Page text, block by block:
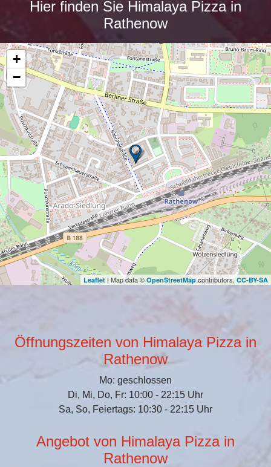
Hier finden Sie Himalaya Pizza in
Rathenow
+
−
Leaflet| Map data © OpenStreetMapcontributors,CC-BY-SA
Öffnungszeiten von Himalaya Pizza in
Rathenow
Mo: geschlossen
Di, Mi, Do, Fr: 10:00 - 22:15 Uhr
Sa, So, Feiertags: 10:30 - 22:15 Uhr
Angebot von Himalaya Pizza in
Rathenow